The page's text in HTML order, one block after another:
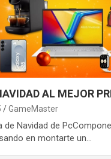
AL MEJOR
GameMaster
de Navidad de
en montarte un…